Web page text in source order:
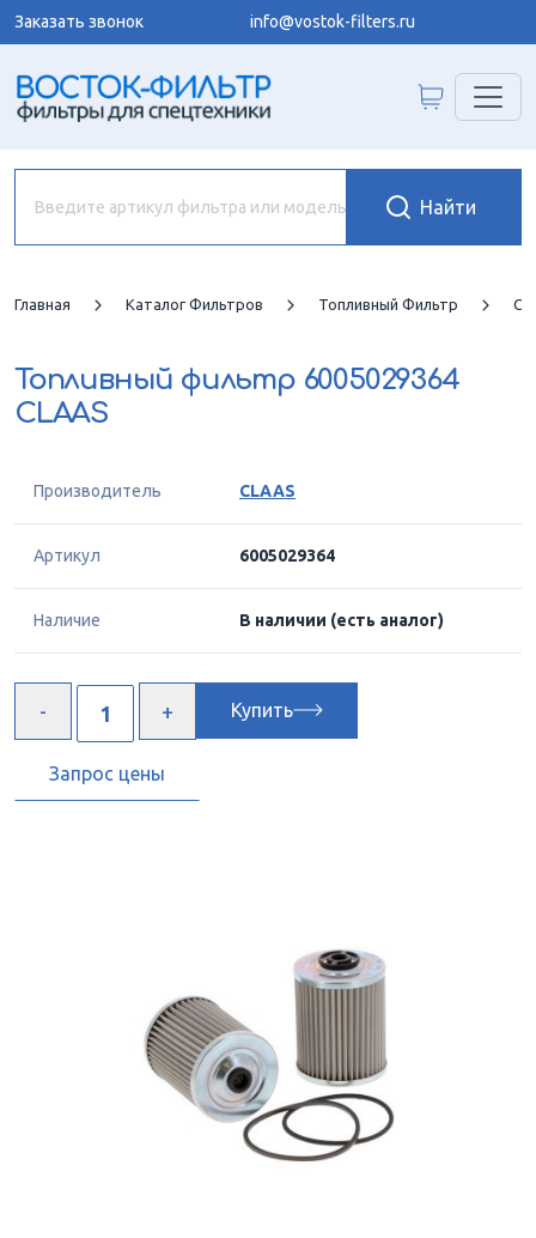
Заказать звонок info@vostok-filters.ru
Главная Каталог Фильтров Топливный Фильтр
Топливный фильтр 6005029364
CLAAS
Производитель CLAAS
Артикул 6005029364
Наличие В наличии (есть аналог)
Купить
Запрос цены